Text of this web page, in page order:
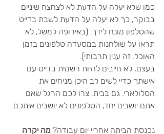
כמו שלא יעלה על הדעת לא לצחצח שיניים
בבוקר, כך לא יעלה על הדעת לשבת בדייט
שהטלפון מונח לידך. (באירופה למשל, לא
תראו על שולחנות במסעדה טלפונים בזמן
האוכל. זה ענין תרבותי).
בעצם, לא חייבים להיות רשמית בדייט עם
אישתך כדיי לשים לב היכן מניחים את
הסלולארי. גם בבית. צרו לכם הרגל שאם
אתם יושבים יחד, הטלפונים לא יושבים איתכם.
נכנסת הביתה אחריי יום עבודה? מה יקרה